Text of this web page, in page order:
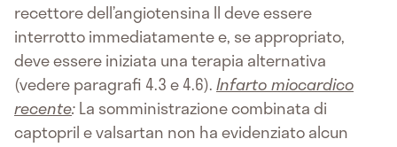
recettore dell’angiotensina II deve essere
interrotto immediatamente e, se appropriato,
deve essere iniziata una terapia alternativa
(vedere paragrafi 4.3 e 4.6).Infarto miocardico
recente:La somministrazione combinata di
captopril e valsartan non ha evidenziato alcun